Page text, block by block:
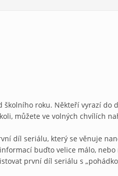
školního roku. Někteří vyrazí
můžete ve volných chvílích
díl seriálu, který se věnuje
buďto velice málo, nebo
první díl seriálu s